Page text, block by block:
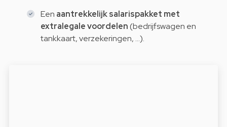
Een aantrekkelijk salarispakket met
extralegale voordelen(bedrijfswagen en
tankkaart, verzekeringen, …).